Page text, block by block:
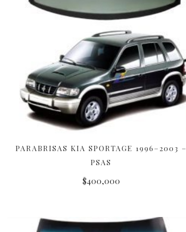
AÑADIR AL CARRITO
PARABRISAS KIA SPORTAGE 1996–2003 –
PSAS
$400,000